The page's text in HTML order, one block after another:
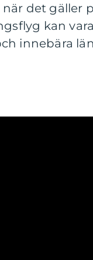
det gäller
kan
innebära